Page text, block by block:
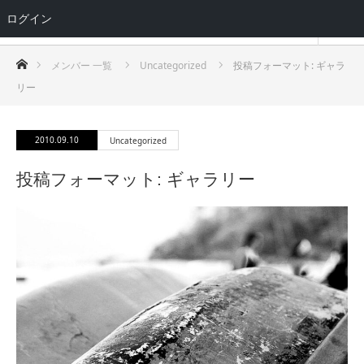
MemberSite
ホーム メンバー 一覧 Uncategorized
投稿フォーマット: ギャラ
リー
2010.09.10 Uncategorized
投稿フォーマット: ギャラリー
ログイン